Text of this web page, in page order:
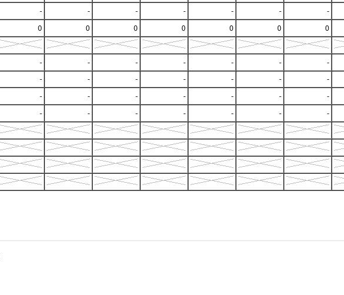
- - - - - -
-
0 0 0 0 0 0
0
- - - - - -
-
- - - - - -
-
- - - - - -
-
- - - - - -
-